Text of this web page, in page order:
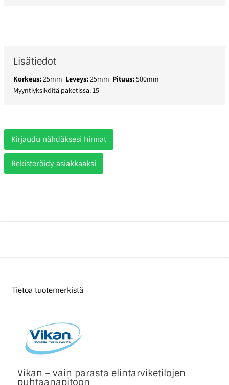
Lisätiedot
Korkeus:25mm Leveys:25mm Pituus:500mm
Myyntiyksiköitä paketissa: 15
Kirjaudu nähdäksesi hinnat
Rekisteröidy asiakkaaksi
Tietoa tuotemerkistä
Vikan – vain parasta elintarviketilojen